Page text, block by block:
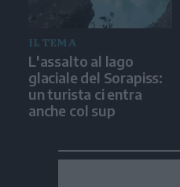
IL TEMA
L'assalto al lago
glaciale del Sorapiss:
un turista ci entra
anche col sup